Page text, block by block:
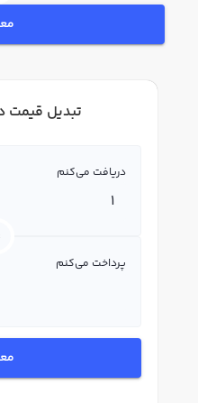
تبدیل قیمت
دریافت می‌کنم
پرداخت می‌کنم